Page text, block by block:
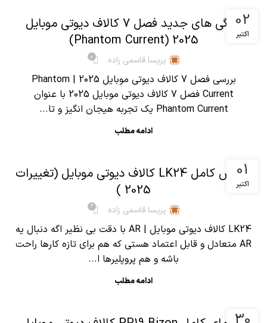
02
اکتبر
ویژگی های جدید فصل 7 کالاف دیوتی موبایل
2025 (Phantom Current)
پریسا قاسمی زاده 0
بررسی فصل 7 کالاف دیوتی موبایل 2025 | Phantom
Current فصل 7 کالاف دیوتی موبایل 2025 با عنوان
Phantom Current یک تجربه هیجان انگیز و تا...
ادامه مطلب
01
اکتبر
آموزش کامل LK24 کالاف دیوتی موبایل (تغییرات
2025 )
پریسا قاسمی زاده 2
LK24 کالاف دیوتی موبایل | AR با دقت بی نظیر اگه دنبال یه
AR متعادل و قابل اعتماد هستی که هم برای تازه کارها راحت
باشه و هم پروپلیرها ا...
ادامه مطلب